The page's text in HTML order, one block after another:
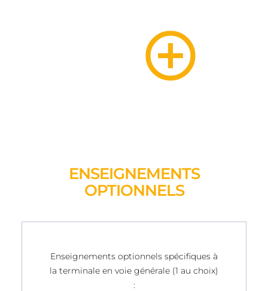
ENSEIGNEMENTS
OPTIONNELS
Enseignements optionnels spécifiques à
la terminale en voie générale (1 au choix)
: